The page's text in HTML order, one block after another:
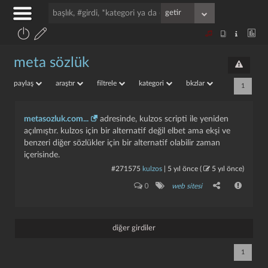
meta sözlük
paylaş araştır filtrele kategori bkzlar 1
metasozluk.com...
adresinde, kulzos scripti ile yeniden
açılmıştır. kulzos için bir alternatif değil elbet ama ekşi ve
benzeri diğer sözlükler için bir alternatif olabilir zaman
içerisinde.
#271575 kulzos 5 yıl önce ( 5 yıl önce)
0 web sitesi
diğer girdiler
1